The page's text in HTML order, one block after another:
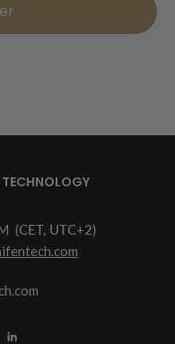
(CET, UTC+2)